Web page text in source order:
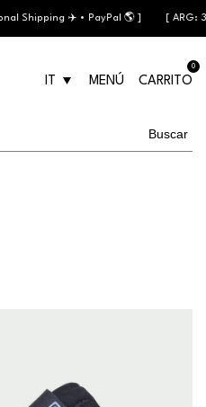
Shipping ✈️ • PayPal 🌎 ] [ ARG: 3
MENÚ
IT CARRITO
0
Buscar